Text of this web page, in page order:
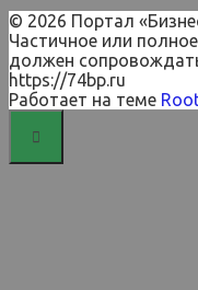
© 2026 Портал
Частичное или
должен
https://74bp.ru
Работает на теме